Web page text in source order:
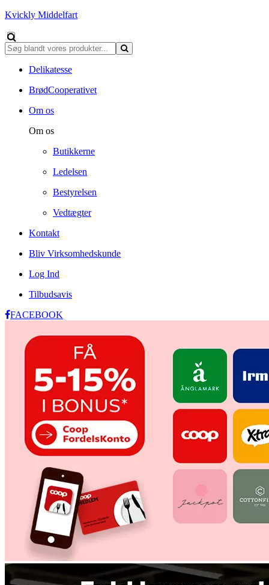
Kvickly Middelfart
Delikatesse
BrødCooperativet
Om os
Om os
Butikkerne
Ledelsen
Bestyrelsen
Vedtægter
Kontakt
Bliv Virksomhedskunde
Log Ind
Tilbudsavis
FACEBOOK